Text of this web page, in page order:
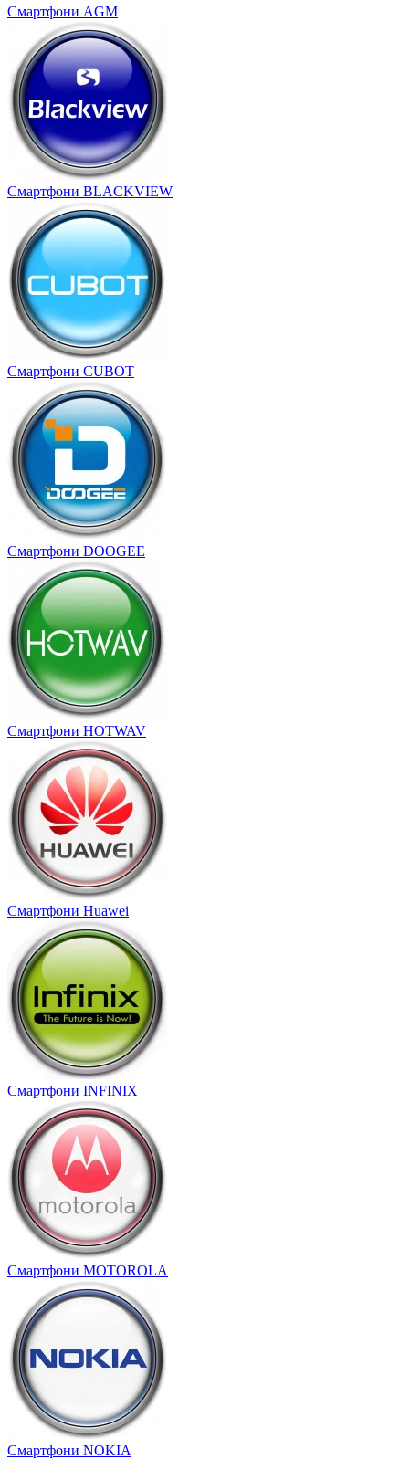
Cмартфони AGM
Смартфони BLACKVIEW
Смартфони CUBOT
Смартфони DOOGEE
Смартфони HOTWAV
Смартфони Huawei
Смартфони INFINIX
Смартфони MOTOROLA
Смартфони NOKIA